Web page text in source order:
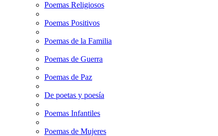
Poemas Religiosos
Poemas Positivos
Poemas de la Familia
Poemas de Guerra
Poemas de Paz
De poetas y poesía
Poemas Infantiles
Poemas de Mujeres